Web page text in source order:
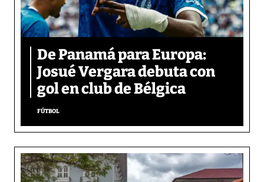
De Panamá para Europa:
Josué Vergara debuta con
gol en club de Bélgica
FÚTBOL